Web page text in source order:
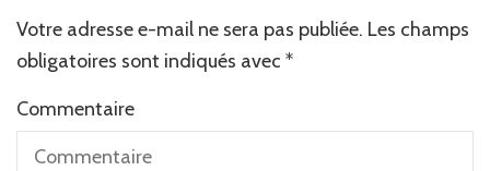
Votre adresse e-mail ne sera pas publiée. Les champs
obligatoires sont indiqués avec *
Commentaire